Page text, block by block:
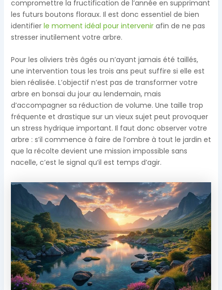
compromettre la fructification de l’année en supprimant
les futurs boutons floraux. Il est donc essentiel de bien
identifier le moment idéal pour intervenirafin de ne pas
stresser inutilement votre arbre.
Pour les oliviers très âgés ou n’ayant jamais été taillés,
une intervention tous les trois ans peut suffire si elle est
bien réalisée. L’objectif n’est pas de transformer votre
arbre en bonsaï du jour au lendemain, mais
d’accompagner sa réduction de volume. Une taille trop
fréquente et drastique sur un vieux sujet peut provoquer
un stress hydrique important. Il faut donc observer votre
arbre : s’il commence à faire de l’ombre à tout le jardin et
que la récolte devient une mission impossible sans
nacelle, c’est le signal qu’il est temps d’agir.